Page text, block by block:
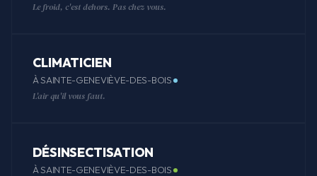
Le froid, c'est dehors. Pas chez vous.
CLIMATICIEN
À SAINTE-GENEVIÈVE-DES-BOIS
L'air qu'il vous faut.
DÉSINSECTISATION
À SAINTE-GENEVIÈVE-DES-BOIS